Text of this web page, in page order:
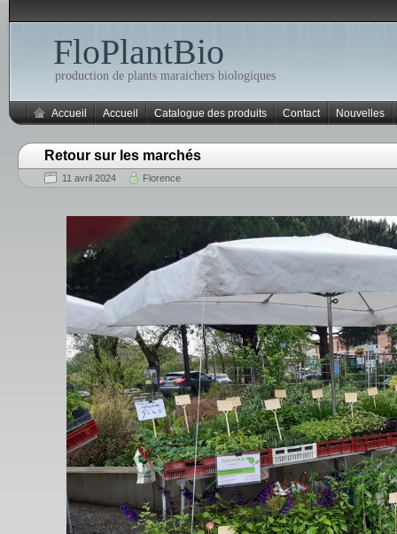
FloPlantBio
production de plants maraichers biologiques
Accueil Accueil Catalogue des produits Contact Nouvelles
Retour sur les marchés
11 avril 2024 Florence